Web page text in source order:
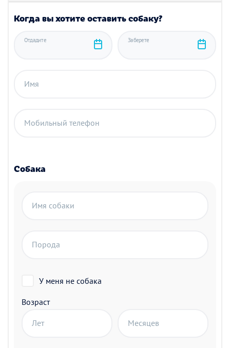
Когда вы хотите оставить собаку?
Отдадите Заберете
Имя
Мобильный телефон
Собака
Имя собаки
Порода
У меня не собака
Возраст
Лет Месяцев